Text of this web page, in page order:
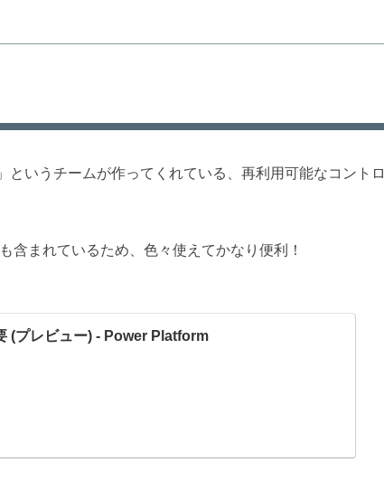
いうチームが作ってくれている、再利用可能なコントロ
含まれているため、色々使えてかなり便利！
(プレビュー) - Power Platform